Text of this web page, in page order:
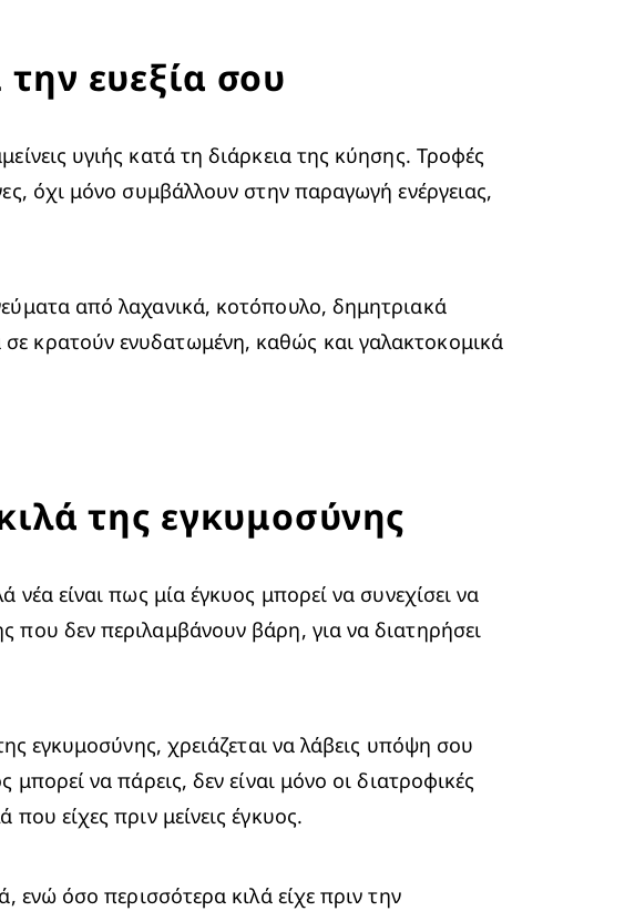
ευεξία σου
υγιής κατά τη διάρκεια της κύησης. Τροφές
όχι μόνο συμβάλλουν στην παραγωγή ενέργειας,
από λαχανικά, κοτόπουλο, δημητριακά
κρατούν ενυδατωμένη, καθώς και γαλακτοκομικά
της εγκυμοσύνης
είναι πως μία έγκυος μπορεί να συνεχίσει να
που δεν περιλαμβάνουν βάρη, για να διατηρήσει
εγκυμοσύνης, χρειάζεται να λάβεις υπόψη σου
να πάρεις, δεν είναι μόνο οι διατροφικές
είχες πριν μείνεις έγκυος.
ενώ όσο περισσότερα κιλά είχε πριν την